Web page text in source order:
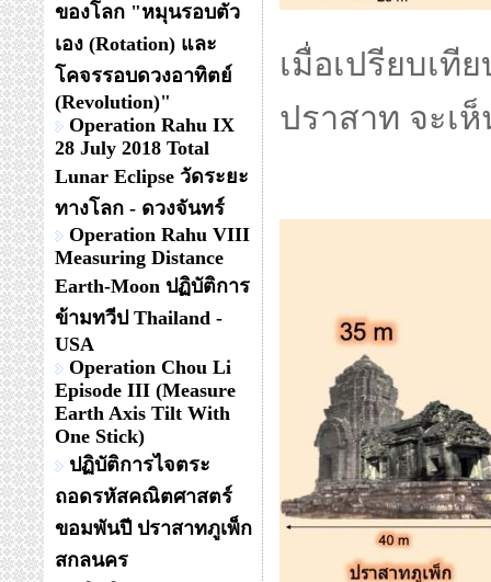
ของโลก "หมุนรอบตัว
เอง (Rotation) และ
โคจรรอบดวงอาทิตย์
(Revolution)"
Operation Rahu IX
28 July 2018 Total
Lunar Eclipse วัดระยะ
ทางโลก - ดวงจันทร์
Operation Rahu VIII
Measuring Distance
Earth-Moon ปฏิบัติการ
ข้ามทวีป Thailand -
USA
Operation Chou Li
Episode III (Measure
Earth Axis Tilt With
One Stick)
ปฏิบัติการไจตระ
ถอดรหัสคณิตศาสตร์
ขอมพันปี ปราสาทภูเพ็ก
สกลนคร
เมื่อเปรียบเที
ปราสาท จะเ